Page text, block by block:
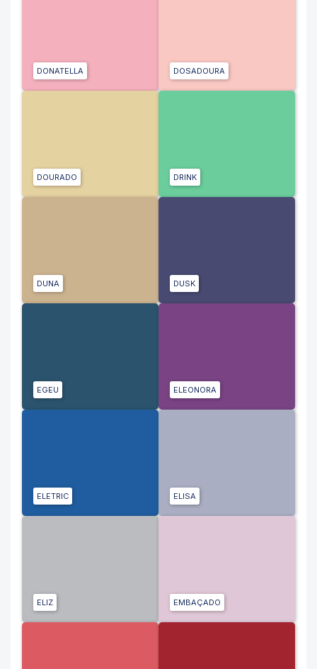
DONATELLA DOSADOURA
DOURADO DRINK
DUNA DUSK
EGEU ELEONORA
ELETRIC ELISA
ELIZ EMBAÇADO